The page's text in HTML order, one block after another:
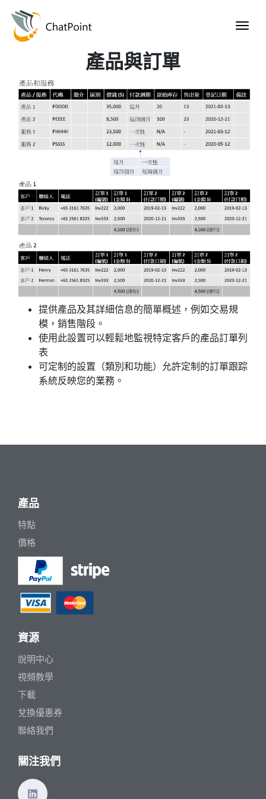
產品與訂單
提供產品及其詳細信息的簡單概述，例如交易規
模，銷售階段。
使用此設置可以輕鬆地監視特定客戶的產品訂單列
表
可定制的設置（類別和功能）允許定制的訂單跟踪
系統反映您的業務。
產品
特點
價格
資源
說明中心
視頻教學
下載
兌換優惠券
聯絡我們
關注我們